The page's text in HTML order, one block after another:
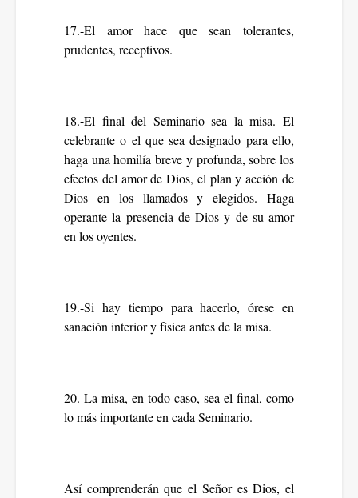
17.-El amor hace que sean tolerantes,
prudentes, receptivos.
18.-El final del Seminario sea la misa. El
celebrante o el que sea designado para ello,
haga una homilía breve y profunda, sobre los
efectos del amor de Dios, el plan y acción de
Dios en los llamados y elegidos. Haga
operante la presencia de Dios y de su amor
en los oyentes.
19.-Si hay tiempo para hacerlo, órese en
sanación interior y física antes de la misa.
20.-La misa, en todo caso, sea el final, como
lo más importante en cada Seminario.
Así comprenderán que el Señor es Dios, el